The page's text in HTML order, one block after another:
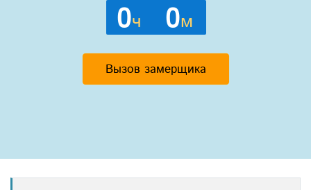
0ч 0м
Вызов замерщика